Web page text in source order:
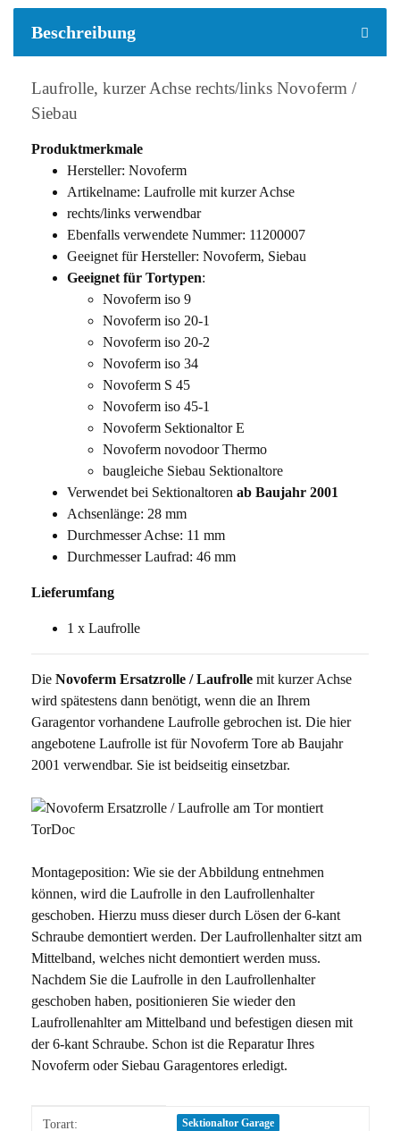
Beschreibung
Laufrolle, kurzer Achse rechts/links Novoferm /
Siebau
Produktmerkmale
Hersteller: Novoferm
Artikelname: Laufrolle mit kurzer Achse
rechts/links verwendbar
Ebenfalls verwendete Nummer: 11200007
Geeignet für Hersteller: Novoferm, Siebau
Geeignet für Tortypen:
Novoferm iso 9
Novoferm iso 20-1
Novoferm iso 20-2
Novoferm iso 34
Novoferm S 45
Novoferm iso 45-1
Novoferm Sektionaltor E
Novoferm novodoor Thermo
baugleiche Siebau Sektionaltore
Verwendet bei Sektionaltoren ab Baujahr 2001
Achsenlänge: 28 mm
Durchmesser Achse: 11 mm
Durchmesser Laufrad: 46 mm
Lieferumfang
1 x Laufrolle
Die Novoferm Ersatzrolle / Laufrolle mit kurzer Achse
wird spätestens dann benötigt, wenn die an Ihrem
Garagentor vorhandene Laufrolle gebrochen ist. Die hier
angebotene Laufrolle ist für Novoferm Tore ab Baujahr
2001 verwendbar. Sie ist beidseitig einsetzbar.
Montageposition: Wie sie der Abbildung entnehmen
können, wird die Laufrolle in den Laufrollenhalter
geschoben. Hierzu muss dieser durch Lösen der 6-kant
Schraube demontiert werden. Der Laufrollenhalter sitzt am
Mittelband, welches nicht demontiert werden muss.
Nachdem Sie die Laufrolle in den Laufrollenhalter
geschoben haben, positionieren Sie wieder den
Laufrollenahlter am Mittelband und befestigen diesen mit
der 6-kant Schraube. Schon ist die Reparatur Ihres
Novoferm oder Siebau Garagentores erledigt.
Produkteigenschaft
Wert
Torart: Sektionaltor Garage